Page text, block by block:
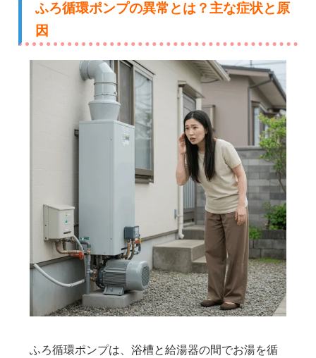
ふろ循環ポンプの異常とは？主な症状と原
因
ふろ循環ポンプは、浴槽と給湯器の間でお湯を循